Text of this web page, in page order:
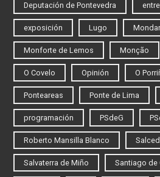
Deputación de Pontevedra
exposición Lugo
Monforte de Lemos Monção
O Covelo Opinión O
Ponteareas Ponte de Lima
programación PSdeG
Roberto Mansilla Blanco
Salvaterra de Miño Santiago de